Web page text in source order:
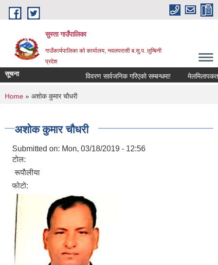
Skip to main content
सुस्ता गाउँपालिका
गाउँकार्यपालिका काे कार्यालय, नवलपरासी ब.सु.प. लुम्बिनी
प्रदेश
सूचना विवरण सार्वजनिक गरिएको सम्बन्धमा!
You are here
Home » अशाेक कुमार चाैधरी
अशाेक कुमार चाैधरी
Submitted on: Mon, 03/18/2019 - 12:56
टोल:
रूपाैलीया
फोटो: